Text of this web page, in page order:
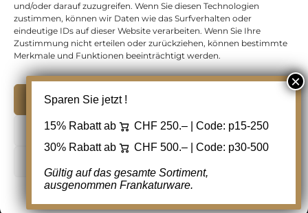
und/oder darauf zuzugreifen. Wenn Sie diesen Technologien
zustimmen, können wir Daten wie das Surfverhalten oder
eindeutige IDs auf dieser Website verarbeiten. Wenn Sie Ihre
Zustimmung nicht erteilen oder zurückziehen, können bestimmte
Merkmale und Funktionen beeinträchtigt werden.
Ablehnen
Zensurbelege Österreich
Zensurbelege Schweiz
Copyright 2012 - 2024 URAY GmbH | All Rights
Reserved |
PCI Data Security Standards |
Facebook
Sparen Sie jetzt !
15% Rabatt ab CHF 250.– | Code: p15-250
30% Rabatt ab
CHF 500.– | Code: p30-500
Gültig auf das gesamte Sortiment,
ausgenommen Frankaturware.